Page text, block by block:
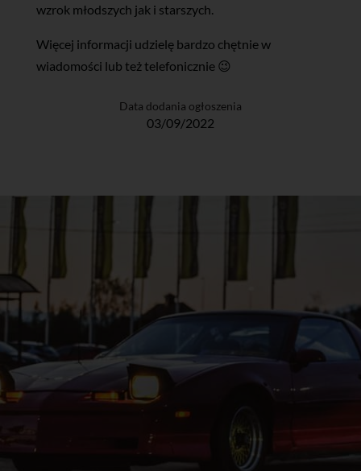
wzrok młodszych jak i starszych.
Więcej informacji udzielę bardzo chętnie w
wiadomości lub też telefonicznie 😉
Data dodania ogłoszenia
03/09/2022